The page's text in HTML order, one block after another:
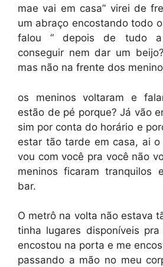
mae vai em casa” virei de
um abraço encostando todo
falou “ depois de tudo
conseguir nem dar um
mas não na frente dos
os meninos voltaram e
estão de pé porque? Já vão
sim por conta do horário e
estar tão tarde em casa, ai o
vou com você pra você não
meninos ficaram tranquilos
bar.
O metrô na volta não estava
tinha lugares disponíveis
encostou na porta e me
passando a mão no meu